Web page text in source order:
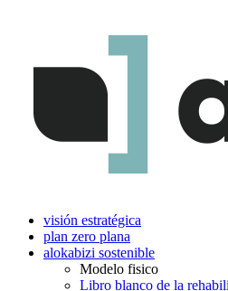
visión estratégica
plan zero plana
alokabizi sostenible
Modelo fisico
Libro blanco de la